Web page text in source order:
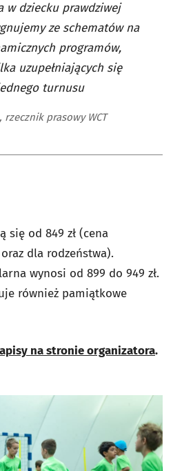
w dziecku prawdziwej
ze schematów na
programów,
uzupełniających się
turnusu
prasowy WCT
się od 849 zł (cena
dla rodzeństwa).
wynosi od 899 do 949 zł.
również pamiątkowe
na stronie organizatora.